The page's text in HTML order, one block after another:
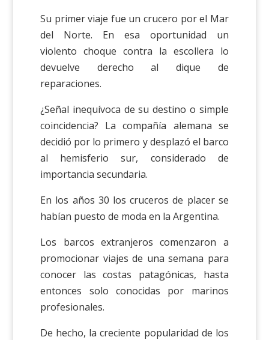
Su primer viaje fue un crucero por el Mar
del Norte. En esa oportunidad un
violento choque contra la escollera lo
devuelve derecho al dique de
reparaciones.
¿Señal inequívoca de su destino o simple
coincidencia? La compañía alemana se
decidió por lo primero y desplazó el barco
al hemisferio sur, considerado de
importancia secundaria.
En los años 30 los cruceros de placer se
habían puesto de moda en la Argentina.
Los barcos extranjeros comenzaron a
promocionar viajes de una semana para
conocer las costas patagónicas, hasta
entonces solo conocidas por marinos
profesionales.
De hecho, la creciente popularidad de los